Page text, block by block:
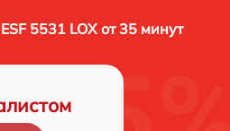
5531 LOX от 35 минут